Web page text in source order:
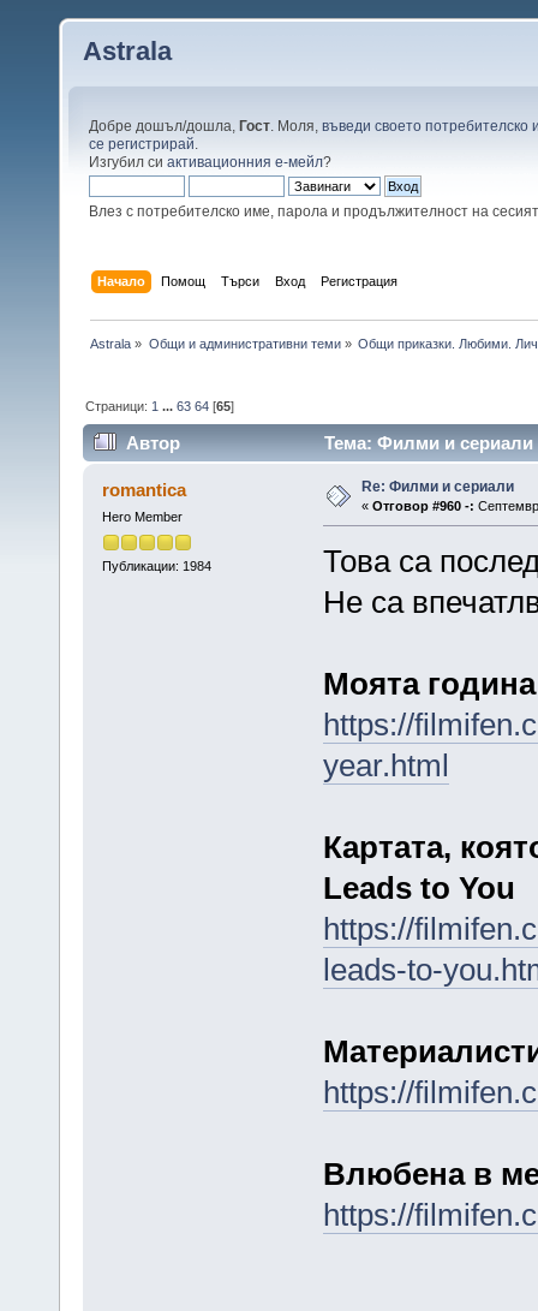
Astrala
Добре дошъл/дошла, Гост . Моля, въведи своето потребителско
се регистрирай
Изгубил си активационния е-мейл?
Влез с потребителско име, парола и продължителност на
Начало Помощ Търси Вход Регистрация
Astrala » Общи и административни теми» Общи приказки. Любими.
Страници: 1 ...63 64 [65]
Автор Тема: Филми и сериали
romantica
Hero Member
Публикации: 1984
Re: Филми и сериали
« Отговор #960 -:
Това са
Не са
Моята
https://
year.html
Картата,
Leads to You
https://
leads-to-
https://
Влюбена в
https://